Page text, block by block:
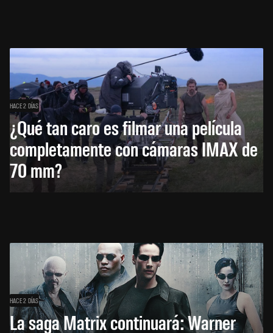
HACE 2 DÍAS
¿Qué tan caro es filmar una película
completamente con cámaras IMAX de
70 mm?
HACE 2 DÍAS
La saga Matrix continuará: Warner